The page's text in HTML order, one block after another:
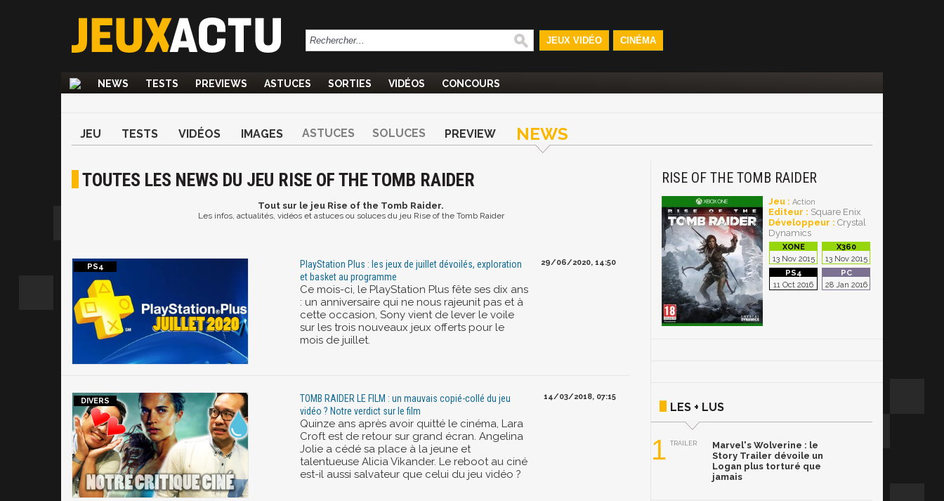
JEUX VIDÉO CINÉMA
NEWS TESTS PREVIEWS ASTUCES SORTIES VIDÉOS CONCOURS
JEU TESTS VIDÉOS IMAGES ASTUCES SOLUCES PREVIEW NEWS
TOUTES LES NEWS DU JEU RISE OF THE TOMB RAIDER
Tout sur le jeu Rise of the Tomb Raider.
Les infos, actualités, vidéos et astuces ou soluces du jeu Rise of the Tomb Raider
PlayStation Plus : les jeux de juillet dévoilés, exploration
et basket au programme
Ce mois-ci, le PlayStation Plus fête ses dix ans
: un anniversaire qui ne nous rajeunit pas et à
cette occasion, Sony vient de lever le voile
sur les trois nouveaux jeux offerts pour le
mois de juillet.
29/06/2020, 14:50
TOMB RAIDER LE FILM : un mauvais copié-collé du jeu
vidéo ? Notre verdict sur le film
Quinze ans après avoir quitté le cinéma, Lara
Croft est de retour sur grand écran. Angelina
Jolie a cédé sa place à la jeune et
talentueuse Alicia Vikander. Le reboot au ciné
est-il aussi salvateur que celui du jeu vidéo ?
14/03/2018, 07:15
RISE OF THE TOMB RAIDER
Jeu : Action
Editeur : Square Enix
Développeur : Crystal
Dynamics
13 Nov 2015 13 Nov 2015
11 Oct 2016 28 Jan 2016
LES + LUS
1 TRAILER
Marvel's Wolverine : le
Story Trailer dévoile un
Logan plus torturé que
jamais